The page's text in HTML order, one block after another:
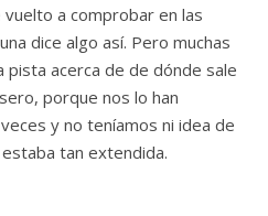
a comprobar en las
dice algo así. Pero muchas
pista acerca de de dónde sale
porque nos lo han
y no teníamos ni idea de
tan extendida.